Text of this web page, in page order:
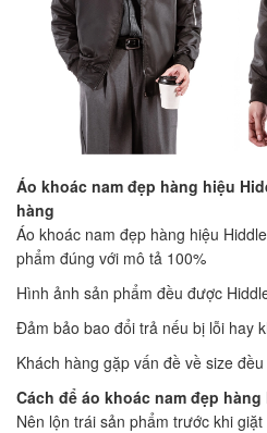
Áo khoác nam đẹp hàng hiệu
hàng
Áo khoác nam đẹp hàng hiệu
phẩm đúng với mô tả 100%
Hình ảnh sản phẩm đều được
Đảm bảo bao đổi trả nếu bị lỗi hay
Khách hàng gặp vấn đề về size
Cách để áo khoác nam đẹp
Nên lộn trái sản phẩm trước khi giặt